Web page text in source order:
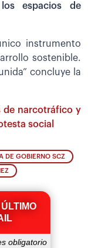
espacios de
instrumento
sostenible.
concluye la
de narcotráfico y
social
DE GOBIERNO SCZ
obligatorio